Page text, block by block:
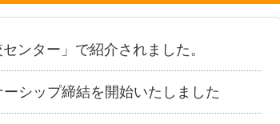
ンター」で紹介されました。
シップ締結を開始いたしました